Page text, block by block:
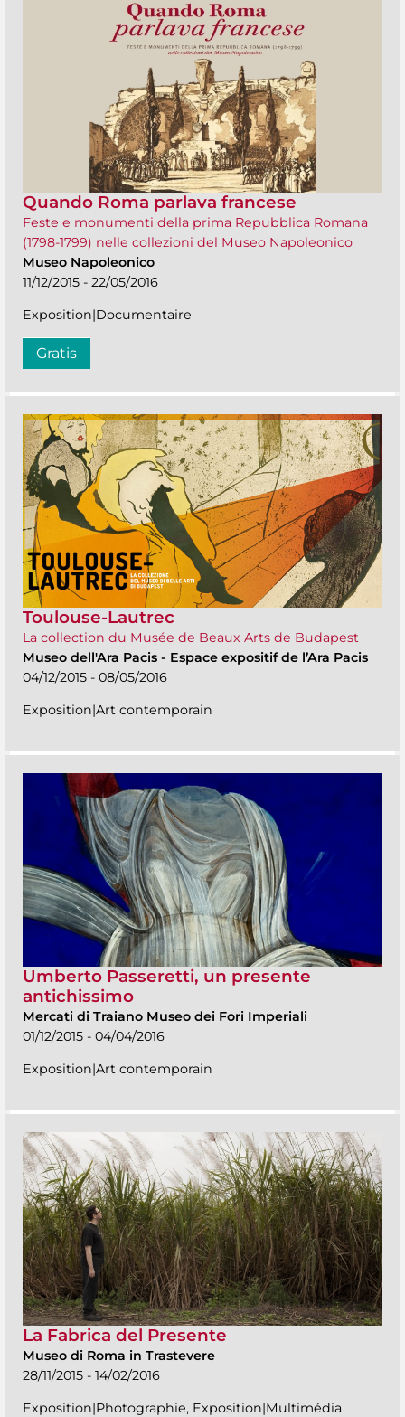
Quando Roma parlava francese
Feste e monumenti della prima Repubblica Romana
(1798-1799) nelle collezioni del Museo Napoleonico
Museo Napoleonico
11/12/2015 - 22/05/2016
Exposition|Documentaire
Gratis
Toulouse-Lautrec
La collection du Musée de Beaux Arts de Budapest
Museo dell'Ara Pacis - Espace expositif de l’Ara Pacis
04/12/2015 - 08/05/2016
Exposition|Art contemporain
Umberto Passeretti, un presente
antichissimo
Mercati di Traiano Museo dei Fori Imperiali
01/12/2015 - 04/04/2016
Exposition|Art contemporain
La Fabrica del Presente
Museo di Roma in Trastevere
28/11/2015 - 14/02/2016
Exposition|Photographie, Exposition|Multimédia